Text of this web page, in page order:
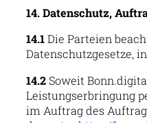
14. Datenschutz,
14.1Die Parteien
Datenschutzgesetze,
14.2Soweit
Leistungserbringung
im Auftrag des